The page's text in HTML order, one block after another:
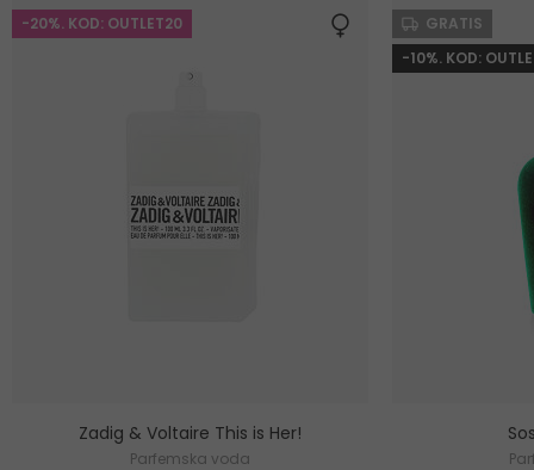
-20%. KOD: OUTLET20
Zadig & Voltaire This is Her!
Parfemska voda
GRATIS
-10%. KOD: